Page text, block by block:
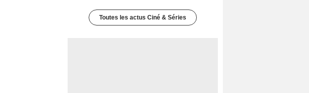
Toutes les actus Ciné & Séries